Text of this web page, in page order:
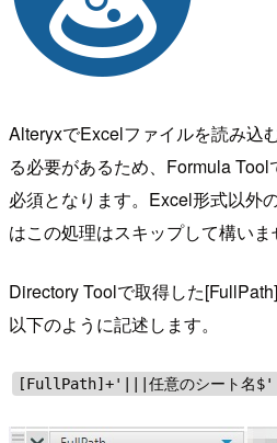
AlteryxでExcelファイルを読み込
る必要があるため、Formula
必須となります。Excel形式以外
はこの処理はスキップして構いま
Directory Toolで取得した
以下のように記述します。
[FullPath]+'|||任意のシート名$'